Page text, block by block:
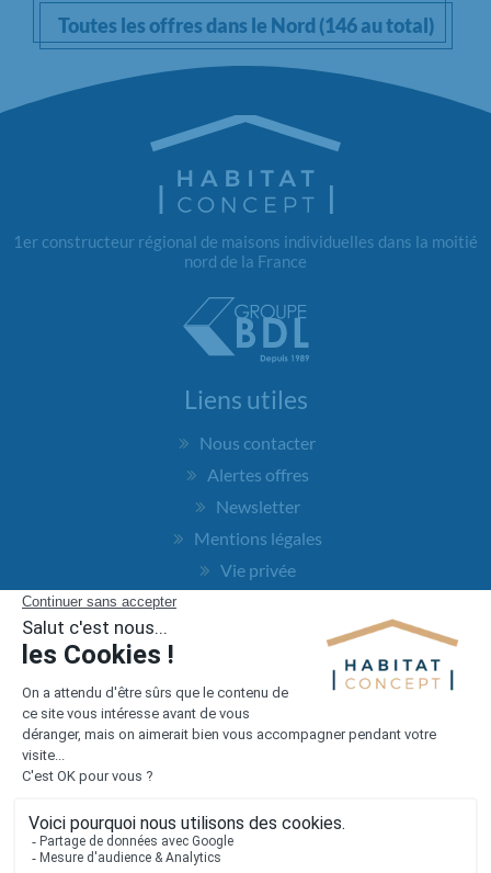
Toutes les offres dans le Nord (146 au total)
1er constructeur régional de maisons individuelles dans la moitié
nord de la France
Liens utiles
Nous contacter
Alertes offres
Newsletter
Mentions légales
Vie privée
Nos agences
Nos maisons
Financement